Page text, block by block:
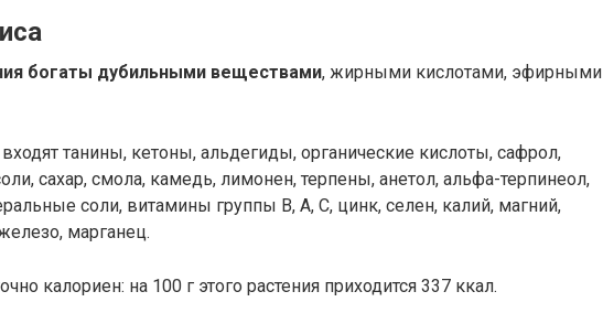
богаты дубильными веществами, жирными кислотами, эфирными
танины, кетоны, альдегиды, органические кислоты, сафрол,
сахар, смола, камедь, лимонен, терпены, анетол, альфа-терпинеол,
соли, витамины группы В, А, С, цинк, селен, калий, магний,
марганец.
калориен: на 100 г этого растения приходится 337 ккал.